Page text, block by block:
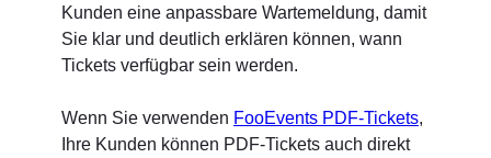
Kunden eine anpassbare Wartemeldung, damit
Sie klar und deutlich erklären können, wann
Tickets verfügbar sein werden.
Wenn Sie verwenden FooEvents PDF-Tickets,
Ihre Kunden können PDF-Tickets auch direkt